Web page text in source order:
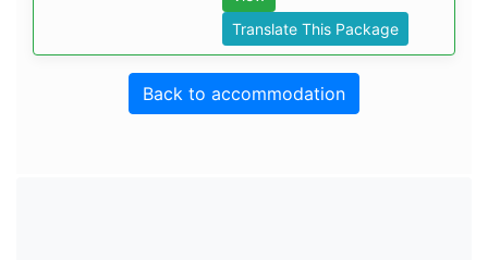
Translate This Package
Back to accommodation